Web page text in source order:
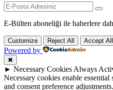
E-Bülten aboneliği ile haberlere
Customize Reject All Accept All
Powered by
✖
► Necessary Cookies Always
Necessary cookies enable
and consent preference